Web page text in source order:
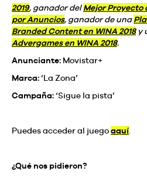
2019, ganador delMejor Proyecto
por Anuncios, ganador de una
Branded Content en WINA 2018y
Advergames en WINA 2018.
Anunciante: Movistar+
Marca:‘La Zona’
Campaña:‘Sigue la pista’
Puedes acceder al juegoaquí.
¿Qué nos pidieron?